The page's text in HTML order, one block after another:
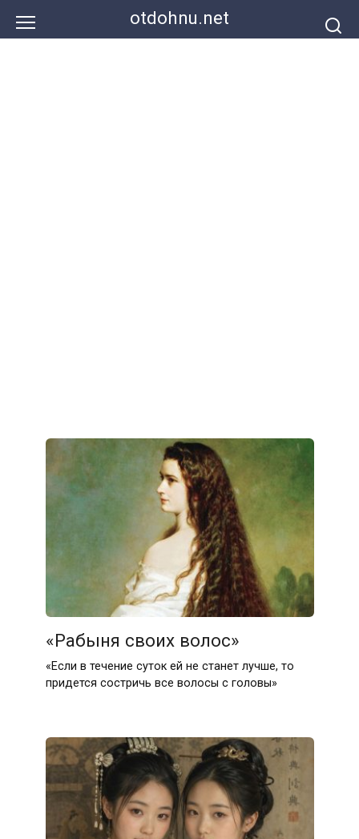
otdohnu.net
«Рабыня своих волос»
«Если в течение суток ей не станет лучше, то
придется состричь все волосы с головы»